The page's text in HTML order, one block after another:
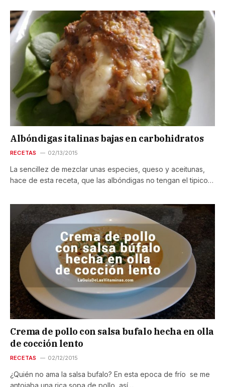
Albóndigas italinas bajas en carbohidratos
RECETAS 02/13/2015
La sencillez de mezclar unas especies, queso y aceitunas,
hace de esta receta, que las albóndigas no tengan el tipico…
Crema de pollo con salsa bufalo hecha en olla
de cocción lento
RECETAS 02/12/2015
¿Quién no ama la salsa bufalo? En esta epoca de frío se me
antojaba una rica sopa de pollo, así…